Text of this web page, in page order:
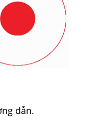
dẫn.